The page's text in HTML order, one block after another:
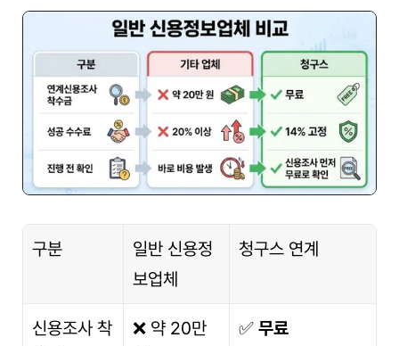
구분
일반 신용정
보업체
청구스 연계
신용조사 착
❌ 약 20만
✅ 무료